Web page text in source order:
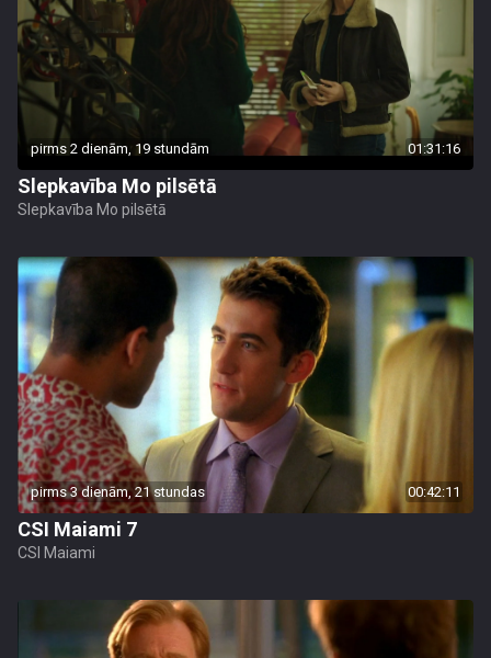
pirms 2 dienām, 19 stundām 01:31:16
Slepkavība Mo pilsētā
Slepkavība Mo pilsētā
pirms 3 dienām, 21 stundas 00:42:11
CSI Maiami 7
CSI Maiami